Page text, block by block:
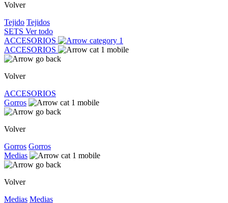
Volver
Tejido Tejidos
SETS Ver todo
ACCESORIOS
ACCESORIOS
Volver
ACCESORIOS
Gorros
Volver
Gorros Gorros
Medias
Volver
Medias Medias